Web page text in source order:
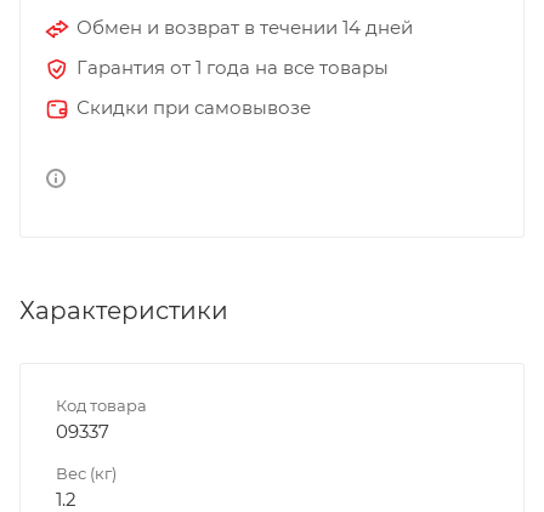
Обмен и возврат в течении 14 дней
Гарантия от 1 года на все товары
Скидки при самовывозе
Характеристики
Код товара
09337
Вес (кг)
1.2